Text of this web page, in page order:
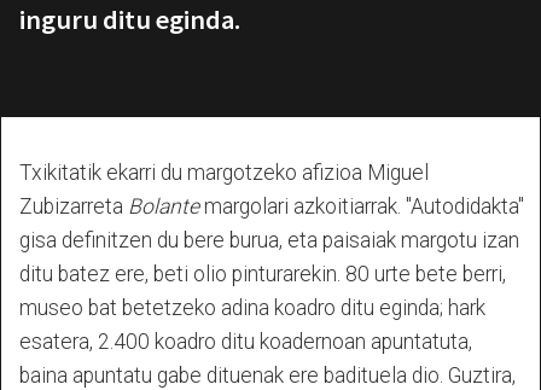
inguru ditu eginda.
Txikitatik ekarri du margotzeko afizioa Miguel
Zubizarreta Bolantemargolari azkoitiarrak. "Autodidakta"
gisa definitzen du bere burua, eta paisaiak margotu izan
ditu batez ere, beti olio pinturarekin. 80 urte bete berri,
museo bat betetzeko adina koadro ditu eginda; hark
esatera, 2.400 koadro ditu koadernoan apuntatuta,
baina apuntatu gabe dituenak ere badituela dio. Guztira,